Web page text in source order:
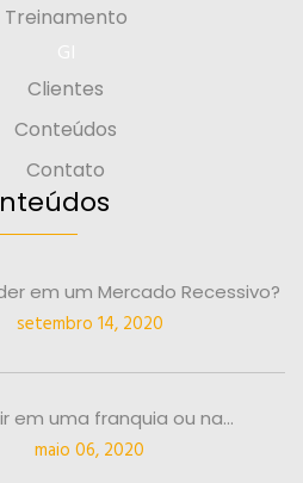
Treinamento
Clientes
Conteúdos
Contato
em um Mercado Recessivo?
setembro 14, 2020
em uma franquia ou na...
maio 06, 2020